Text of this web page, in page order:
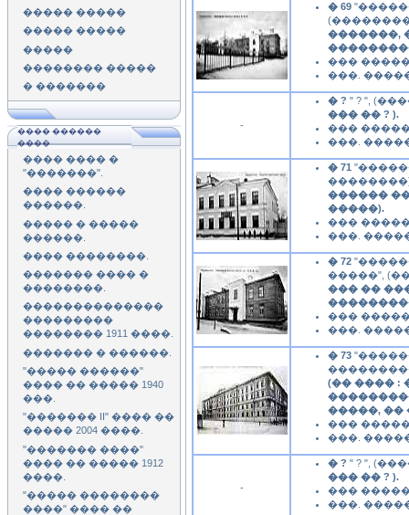
����� �����
����� �����
�����
�������� �����
� �������
���� ������
����
���� ���� �
"�������".
���� ������
������.
����� � �����
������.
���� ��������.
������� ���� �
��������.
��������������
���������
�������� 1911 ����.
������� � ������.
"����� ������"
���� �� ����� 1940
���.
"������� II" ���� ��
����� 2004 ����.
"������� ����"
���� �� ����� 1912
����.
"����� ��������
����" ���� ��
� 69
�������,
���
���.
-
� ? " ? ",
��� �� ? ).
���
���.
� 71
������
�����).
���
���.
� 72
�����",
��� ��
���
���.
� 73
(�� ���� :
�����, ��
���
���.
-
� ? " ? ",
��� �� ? ).
���
���.